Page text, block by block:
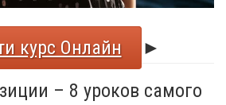
курс Онлайн
►
– 8 уроков самого